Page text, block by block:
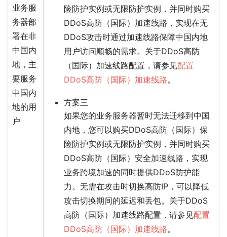
业务服
务器部
署在非
中国内
地，主
要服务
中国内
地的用
户
险防护实例或无限防护实例，并同时购买
DDoS高防（国际）加速线路，实现在无
DDoS攻击时通过加速线路保障中国内地
用户访问顺畅的需求。关于DDoS高防
（国际）加速线路配置，请参见配置
DDoS高防（国际）加速线路。
方案三
如果您的业务服务器暂时无法迁移到中国
内地，您可以购买DDoS高防（国际）保
险防护实例或无限防护实例，并同时购买
DDoS高防（国际）安全加速线路，实现
业务跨境加速的同时提供DDoS防护能
力。无需在攻击时切换高防IP，可以降低
攻击切换期间的延迟和丢包。关于DDoS
高防（国际）加速线路配置，请参见配置
DDoS高防（国际）加速线路。